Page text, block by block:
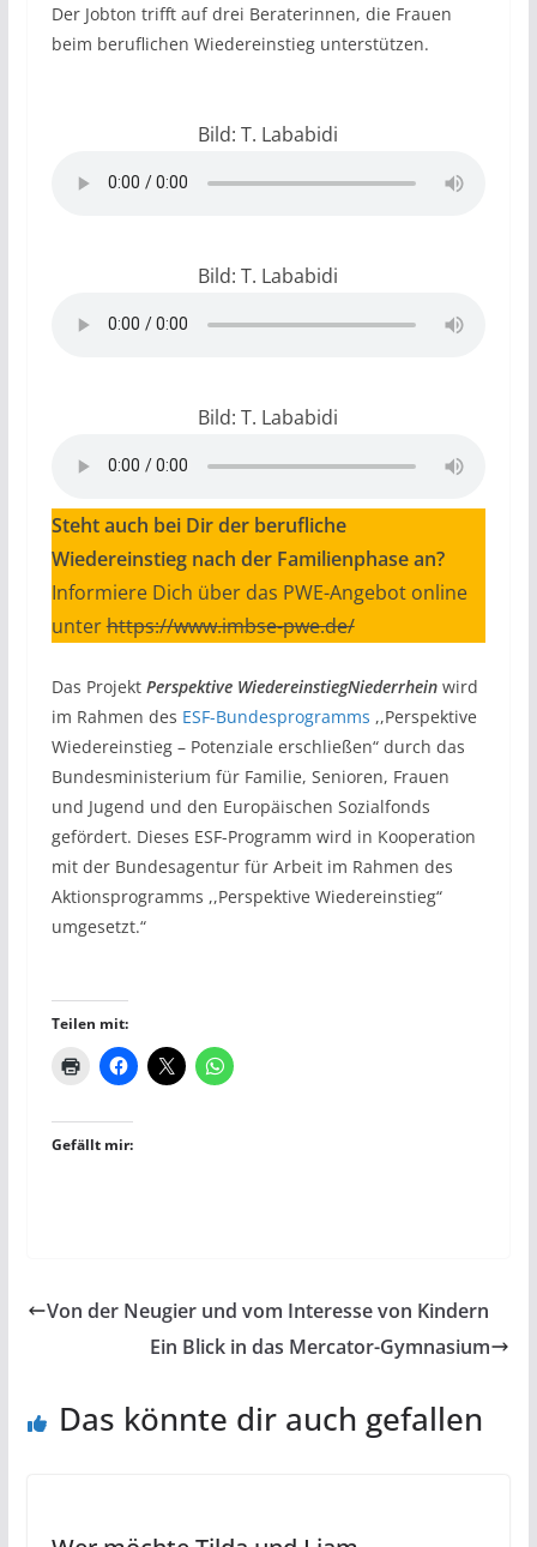
Der Jobton trifft auf drei Beraterinnen, die Frauen
beim beruflichen Wiedereinstieg unterstützen.
Bild: T. Lababidi
Bild: T. Lababidi
Bild: T. Lababidi
Steht auch bei Dir der berufliche
Wiedereinstieg nach der Familienphase an?
Informiere Dich über das PWE-Angebot online
unterhttps://www.imbse-pwe.de/
Das Projekt Perspektive WiedereinstiegNiederrheinwird
im Rahmen des ESF-Bundesprogramms ,,Perspektive
Wiedereinstieg – Potenziale erschließen“ durch das
Bundesministerium für Familie, Senioren, Frauen
und Jugend und den Europäischen Sozialfonds
gefördert. Dieses ESF-Programm wird in Kooperation
mit der Bundesagentur für Arbeit im Rahmen des
Aktionsprogramms ,,Perspektive Wiedereinstieg“
umgesetzt.“
Teilen mit:
Gefällt mir:
Von der Neugier und vom Interesse von Kindern
Ein Blick in das Mercator-Gymnasium
Das könnte dir auch gefallen